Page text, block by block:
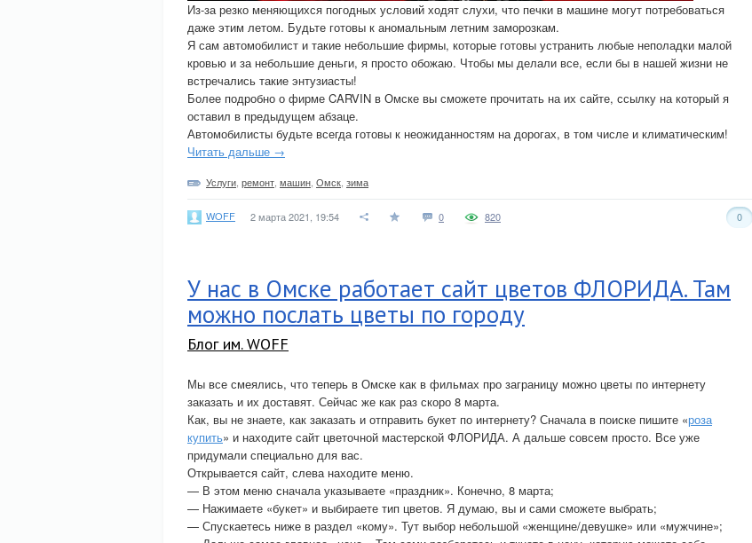
Из-за резко меняющихся погодных условий ходят слухи, что печки в машине могут потребоваться
даже этим летом. Будьте готовы к аномальным летним заморозкам.
Я сам автомобилист и такие небольшие фирмы, которые готовы устранить любые неполадки малой
кровью и за небольшие деньги, я просто обожаю. Чтобы мы делали все, если бы в нашей жизни не
встречались такие энтузиасты!
Более подробно о фирме CARVIN в Омске вы сможете прочитать на их сайте, ссылку на который я
оставил в предыдущем абзаце.
Автомобилисты будьте всегда готовы к неожиданностям на дорогах, в том числе и климатическим!
Читать дальше →
Услуги ремонт машин Омск зима
WOFF 2 марта 2021, 19:54 0 0
820
У нас в Омске работает сайт цветов ФЛОРИДА. Там
можно послать цветы по городу
Блог им. WOFF
Мы все смеялись, что теперь в Омске как в фильмах про заграницу можно цветы по интернету
заказать и их доставят. Сейчас же как раз скоро 8 марта.
Как, вы не знаете, как заказать и отправить букет по интернету? Сначала в поиске пишите «роза
купить» и находите сайт цветочной мастерской ФЛОРИДА. А дальше совсем просто. Все уже
придумали специально для вас.
Открывается сайт, слева находите меню.
— В этом меню сначала указываете «праздник». Конечно, 8 марта;
— Нажимаете «букет» и выбираете тип цветов. Я думаю, вы и сами сможете выбрать;
— Спускаетесь ниже в раздел «кому». Тут выбор небольшой «женщине/девушке» или «мужчине»;